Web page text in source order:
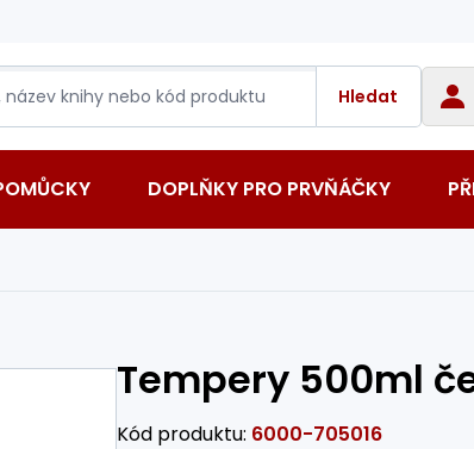
Hledat
DOPLŇKY PRO PRVŇÁČKY
Tempery 500ml
Kód produktu: 6000-705016